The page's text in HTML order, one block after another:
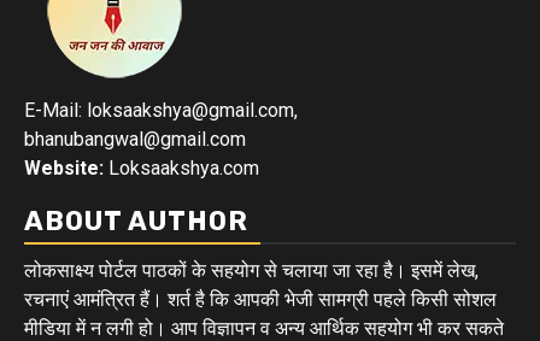
E-Mail: loksaakshya@gmail.com,
bhanubangwal@gmail.com
Website: Loksaakshya.com
ABOUT AUTHOR
लोकसाक्ष्य पोर्टल पाठकों के सहयोग से चलाया जा रहा है। इसमें लेख,
रचनाएं आमंत्रित हैं। शर्त है कि आपकी भेजी सामग्री पहले किसी सोशल
मीडिया में न लगी हो। आप विज्ञापन व अन्य आर्थिक सहयोग भी कर सकते